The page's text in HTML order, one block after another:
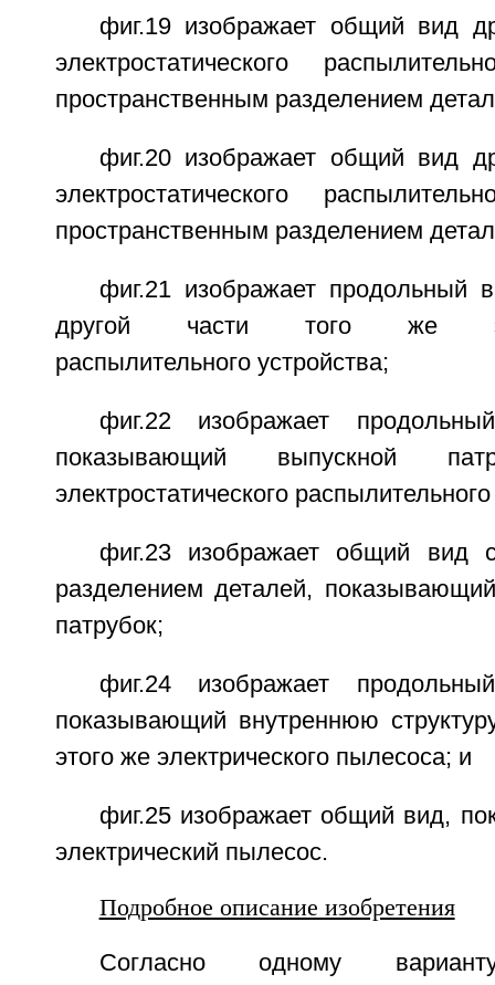
фиг.19 изображает общий вид
электростатического
пространственным разделением
фиг.20 изображает общий вид
электростатического
пространственным разделением
фиг.21 изображает продольный
другой части того же
распылительного устройства;
фиг.22 изображает
показывающий выпускной
электростатического
фиг.23 изображает общий вид
разделением деталей,
патрубок;
фиг.24 изображает
показывающий внутреннюю
этого же электрического пылесоса; и
фиг.25 изображает общий вид,
электрический пылесос.
Подробное описание изобретения
Согласно одному